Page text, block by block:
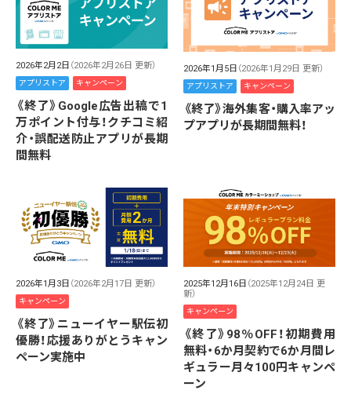
2026年2月2日 （2026年2月26日 更新）
アプリストア キャンペーン
《終了》Google広告出稿で1
万ポイント付与！クチコミ紹
介・誤配送防止アプリが長期
間無料
2026年1月5日 （2026年1月29日 更新）
アプリストア キャンペーン
《終了》海外集客・購入率アッ
プアプリが長期間無料！
2026年1月3日 （2026年2月17日 更新）
キャンペーン
《終了》ニューイヤー駅伝初
優勝！応援ありがとうキャン
ペーン実施中
2025年12月16日 （2025年12月24日 更
新）
キャンペーン
《終了》98％OFF！初期費用
無料・6か月契約で6か月間レ
ギュラー月々100円キャンペ
ーン